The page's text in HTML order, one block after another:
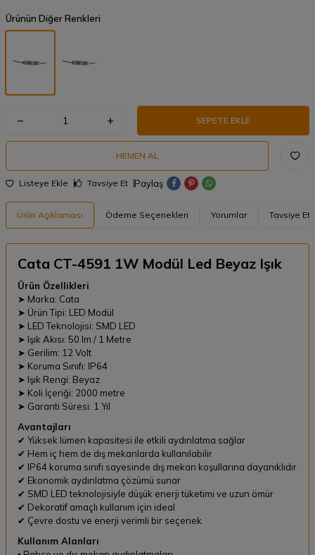
Ürünün Diğer Renkleri
SEPETE EKLE
HEMEN AL
Listeye Ekle Tavsiye Et Paylaş
Ürün Açıklaması Ödeme Seçenekleri Yorumlar Tavsiye Et
Cata CT-4591 1W Modül Led Beyaz Işık
Ürün Özellikleri
➤ Marka: Cata
➤ Ürün Tipi: LED Modül
➤ LED Teknolojisi: SMD LED
➤ Işık Akısı: 50 lm / 1 Metre
➤ Gerilim: 12 Volt
➤ Koruma Sınıfı: IP64
➤ Işık Rengi: Beyaz
➤ Koli İçeriği: 2000 metre
➤ Garanti Süresi: 1 Yıl
Avantajları
✔ Yüksek lümen kapasitesi ile etkili aydınlatma sağlar
✔ Hem iç hem de dış mekanlarda kullanılabilir
✔ IP64 koruma sınıfı sayesinde dış mekan koşullarına dayanıklıdır
✔ Ekonomik aydınlatma çözümü sunar
✔ SMD LED teknolojisiyle düşük enerji tüketimi ve uzun ömür
✔ Dekoratif amaçlı kullanım için ideal
✔ Çevre dostu ve enerji verimli bir seçenek
Kullanım Alanları